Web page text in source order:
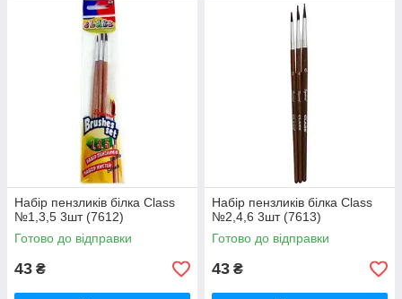
Набір пензликів білка Class
№1,3,5 3шт (7612)
Готово до відправки
43 ₴
Набір пензликів білка Class
№2,4,6 3шт (7613)
Готово до відправки
43 ₴